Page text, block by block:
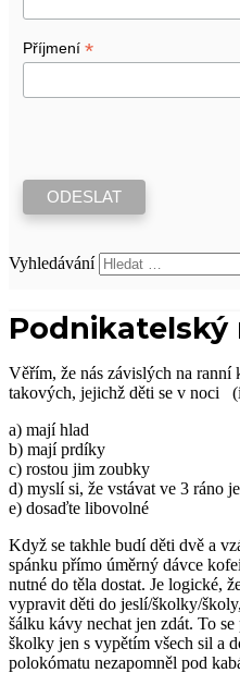
Příjmení *
Vyhledávání
Podnikatelský
Věřím, že nás závislých na ranní
takových, jejichž děti se v noci
a) mají hlad
b) mají prdíky
c) rostou jim zoubky
d) myslí si, že vstávat ve 3 ráno
e) dosaďte libovolné
Když se takhle budí děti dvě a
spánku přímo úměrný dávce
nutné do těla dostat. Je logické,
vypravit děti do jeslí/školky/
šálku kávy nechat jen zdát. To
školky jen s vypětím všech sil a
polokómatu nezapomněl pod